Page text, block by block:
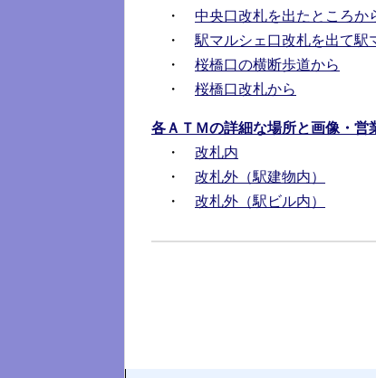
・ 中央口改札を出たところか
・ 駅マルシェ口改札を出て駅
・ 桜橋口の横断歩道から
・ 桜橋口改札から
各ＡＴＭの詳細な場所と画像・営
・ 改札内
・ 改札外（駅建物内）
・ 改札外（駅ビル内）